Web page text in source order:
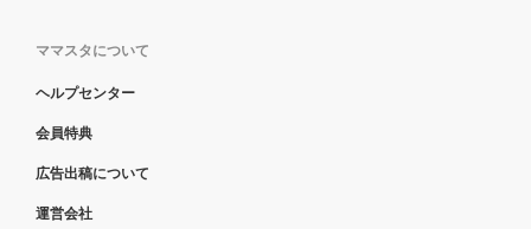
ママスタについて
ヘルプセンター
会員特典
広告出稿について
運営会社